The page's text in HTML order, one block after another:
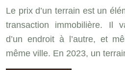
Le prix d’un terrain est un
transaction immobilière. Il
d’un endroit à l’autre, et
même ville. En 2023, un